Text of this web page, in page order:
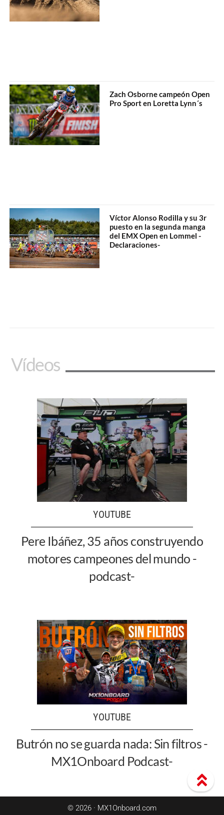
Zach Osborne campeón Open
Pro Sport en Loretta Lynn´s
Víctor Alonso Rodilla y su 3r
puesto en la segunda manga
del EMX Open en Lommel -
Declaraciones-
Vídeos
YOUTUBE
Pere Ibáñez, 35 años construyendo
motores campeones del mundo -
podcast-
YOUTUBE
Butrón no se guarda nada: Sin filtros -
MX1Onboard Podcast-
© 2026 · MX1Onboard.com